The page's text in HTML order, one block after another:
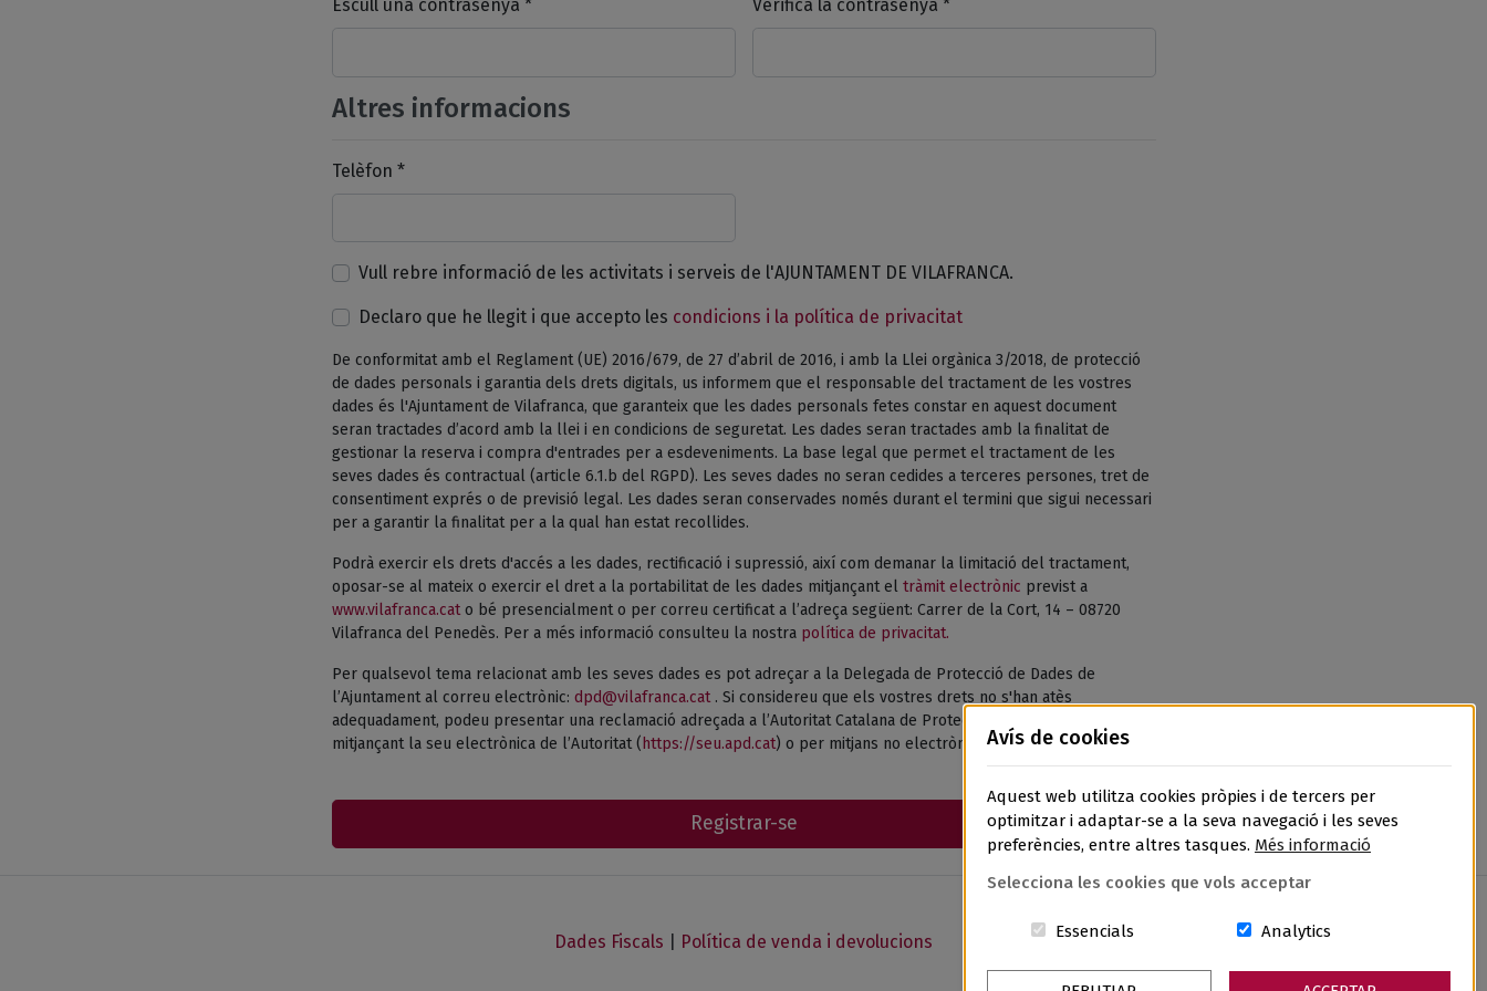
Escull una contrasenya * Verifica la contrasenya *
Altres informacions
Telèfon *
Vull rebre informació de les activitats i serveis de l'AJUNTAMENT DE VILAFRANCA.
Declaro que he llegit i que accepto les condicions i la política de privacitat
De conformitat amb el Reglament (UE) 2016/679, de 27 d’abril de 2016, i amb la Llei orgànica 3/2018, de protecció
de dades personals i garantia dels drets digitals, us informem que el responsable del tractament de les vostres
dades és l'Ajuntament de Vilafranca, que garanteix que les dades personals fetes constar en aquest document
seran tractades d’acord amb la llei i en condicions de seguretat. Les dades seran tractades amb la finalitat de
gestionar la reserva i compra d'entrades per a esdeveniments. La base legal que permet el tractament de les
seves dades és contractual (article 6.1.b del RGPD). Les seves dades no seran cedides a terceres persones, tret de
consentiment exprés o de previsió legal. Les dades seran conservades només durant el termini que sigui necessari
per a garantir la finalitat per a la qual han estat recollides.
Podrà exercir els drets d'accés a les dades, rectificació i supressió, així com demanar la limitació del tractament,
oposar-se al mateix o exercir el dret a la portabilitat de les dades mitjançant el tràmit electrònic previst a
www.vilafranca.cato bé presencialment o per correu certificat a l’adreça següent: Carrer de la Cort, 14 – 08720
Vilafranca del Penedès. Per a més informació consulteu la nostra política de privacitat.
Per qualsevol tema relacionat amb les seves dades es pot adreçar a la Delegada de Protecció de Dades de
l’Ajuntament al correu electrònic: dpd@vilafranca.cat. Si considereu que els vostres drets no s'han atès
adequadament, podeu presentar una reclamació adreçada a l’Autoritat Catalana de Protecció de Dades, l’APDCAT,
mitjançant la seu electrònica de l’Autoritat ( https://seu.apd.cat) o per mitjans no electrònics.
Registrar-se
Dades Fiscals Política de venda i devolucions
Avís de cookies
Aquest web utilitza cookies pròpies i de tercers per
optimitzar i adaptar-se a la seva navegació i les seves
preferències, entre altres tasques. Més informació
Selecciona les cookies que vols acceptar
Essencials Aquestes cookies són essencials per al lloc
Analytics